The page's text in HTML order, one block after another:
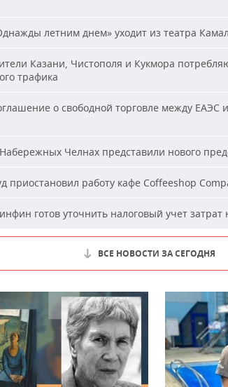
летним днем» уходит из театра
Казани, Чистополя и Кукмора
трафика
о свободной торговле между ЕАЭС
Челнах представили нового
приостановил работу кафе Coffeeshop
готов уточнить налоговый учет затрат
ВСЕ НОВОСТИ ЗА СЕГОДНЯ